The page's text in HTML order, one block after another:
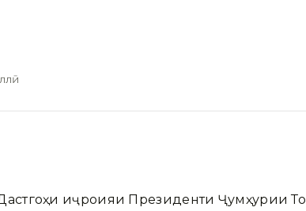
иҷроияи Президенти Ҷумҳурии